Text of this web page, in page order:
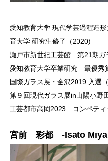
愛知教育大学 現代学芸過程造
育大学 研究生修了（2020)
瀬戸市新世紀工芸館 第21期ガ
愛知教育大学卒業研究 最優秀
国際ガラス展・金沢2019 入選（
第９回現代ガラス展in山陽小野
工芸都市高岡2023 コンペティ
宮前 彩都 -Isato